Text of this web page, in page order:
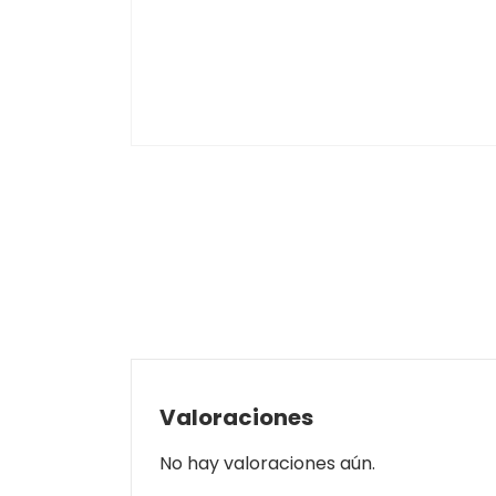
Valoraciones
No hay valoraciones aún.